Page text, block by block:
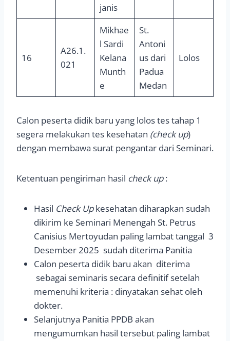
janis
16
A26.1.
021
Mikhae
l Sardi
Kelana
Munth
e
St.
Antoni
us dari
Padua
Medan
Lolos
Calon peserta didik baru yang lolos tes tahap 1
segera melakukan tes kesehatan (check up)
dengan membawa surat pengantar dari Seminari.
Ketentuan pengiriman hasil check up:
Hasil Check Upkesehatan diharapkan sudah
dikirim ke Seminari Menengah St. Petrus
Canisius Mertoyudan paling lambat tanggal 3
Desember 2025 sudah diterima Panitia
Calon peserta didik baru akan diterima
sebagai seminaris secara definitif setelah
memenuhi kriteria : dinyatakan sehat oleh
dokter.
Selanjutnya Panitia PPDB akan
mengumumkan hasil tersebut paling lambat